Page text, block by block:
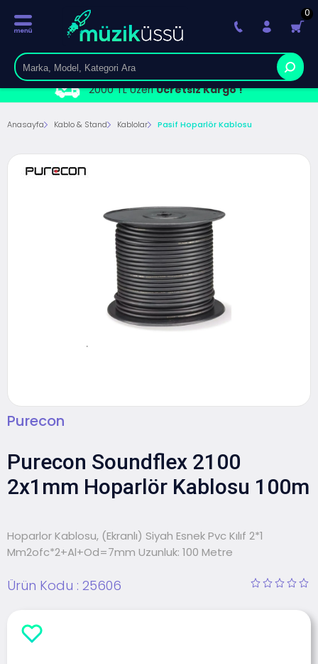
2000 TL ÜzeriÜcretsiz Kargo !
0
Anasayfa Kablo & Stand Kablolar Pasif Hoparlör Kablosu
Purecon
Purecon Soundflex 2100
2x1mm Hoparlör Kablosu 100m
Hoparlor Kablosu, (Ekranlı) Siyah Esnek Pvc Kılıf 2*1
Mm2ofc*2+Al+Od=7mm Uzunluk: 100 Metre
Ürün Kodu : 25606